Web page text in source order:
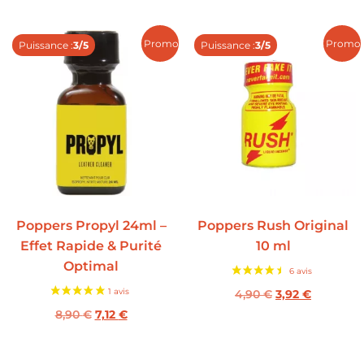
Promo !
Puissance :3/5
Poppers Propyl 24ml –
Effet Rapide & Purité
Optimal
8,90€ 7,12 €
Promo
Puissance :3/5
Poppers Rush Original
10 ml
4,90€ 3,92 €